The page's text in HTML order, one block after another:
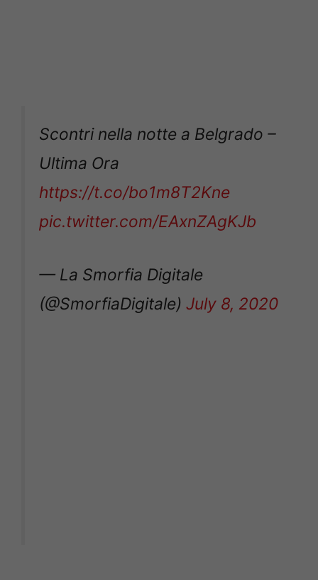
Scontri nella notte a Belgrado –
Ultima Ora
https://t.co/bo1m8T2Kne
pic.twitter.com/EAxnZAgKJb
— La Smorfia Digitale
(@SmorfiaDigitale) July 8, 2020